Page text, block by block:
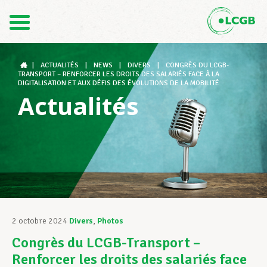
DE
Le LCGB
Structures syndicales
Assistance au Travail
Vos droits
ACTUALITÉS NEWS DIVERS
CONGRÈS DU LCGB-
TRANSPORT – RENFORCER LES DROITS DES SALARIÉS FACE À LA
DIGITALISATION ET AUX DÉFIS DES ÉVOLUTIONS DE LA MOBILITÉ
Actualités
2 octobre 2024 Divers, Photos
Congrès du LCGB-Transport –
Renforcer les droits des salariés face